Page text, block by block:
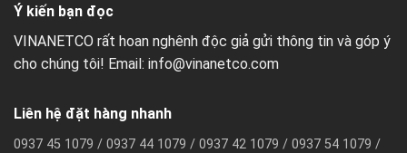
Ý kiến bạn đọc
VINANETCO rất hoan nghênh độc giả gửi thông tin và góp ý
cho chúng tôi! Email: info@vinanetco.com
Liên hệ đặt hàng nhanh
0937 45 1079 / 0937 44 1079 / 0937 42 1079 / 0937 54 1079 /